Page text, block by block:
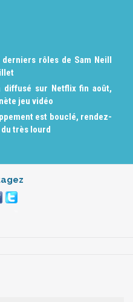
rôles de Sam Neill
diffusé sur Netflix fin août,
jeu vidéo
est bouclé, rendez-
très lourd